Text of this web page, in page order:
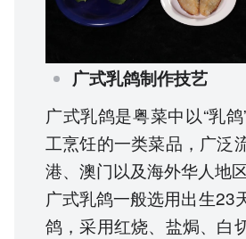
广式乳鸽制作技艺
广式乳鸽是粤菜中以“乳
工烹饪的一类菜品，广泛
港、澳门以及海外华人地区
广式乳鸽一般选用出生23
鸽，采用红烧、盐焗、白